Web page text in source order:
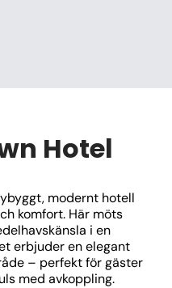
Hotel
modernt hotell
komfort. Här möts
i en
erbjuder en elegant
– perfekt för gäster
med avkoppling.